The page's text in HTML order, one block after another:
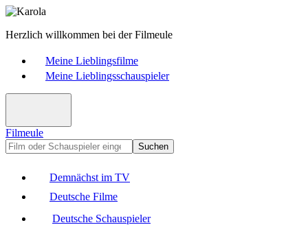
Herzlich willkommen bei der Filmeule
Meine Lieblingsfilme
Meine Lieblingsschauspieler
Filmeule
Suchen
Demnächst im TV
Deutsche Filme
Deutsche Schauspieler